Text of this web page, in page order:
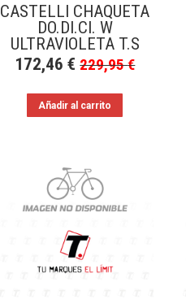
CASTELLI CHAQUETA
DO.DI.CI. W
ULTRAVIOLETA T.S
172,46€ 229,95€
Añadir al carrito